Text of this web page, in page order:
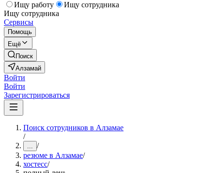
Ищу работу
Ищу сотрудника
Ищу сотрудника
Сервисы
Помощь
Ещё
Поиск
Алзамай
Войти
Войти
Зарегистрироваться
Поиск сотрудников в Алзамае
/
... /
резюме в Алзамае/
хостесс/